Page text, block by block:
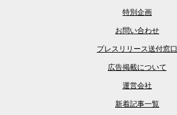
特別企画
お問い合わせ
プレスリリース送付窓口
広告掲載について
運営会社
新着記事一覧